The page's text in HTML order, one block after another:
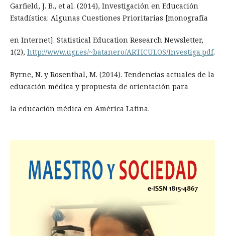
Garfield, J. B., et al. (2014), Investigación en Educación
Estadística: Algunas Cuestiones Prioritarias [monografía
en Internet]. Statistical Education Research Newsletter,
1(2), http://www.ugr.es/~batanero/ARTICULOS/Investiga.pdf.
Byrne, N. y Rosenthal, M. (2014). Tendencias actuales de la
educación médica y propuesta de orientación para
la educación médica en América Latina.